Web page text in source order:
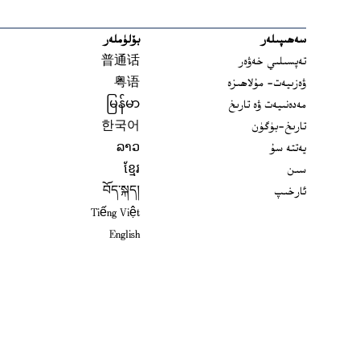
سەھىپىلەر
تەپسىلىي خەۋەر
ۋەزىيەت- مۇلاھىزە
مەدەنىيەت ۋە تارىخ
تارىخ-بۈگۈن
يەتتە سۇ
سىن
ئارخىپ
بۆلۈملەر
普通话
粤语
မြန်မာ
한국어
ລາວ
ខ្មែរ
བོད་སྐད།
Tiếng Việt
English